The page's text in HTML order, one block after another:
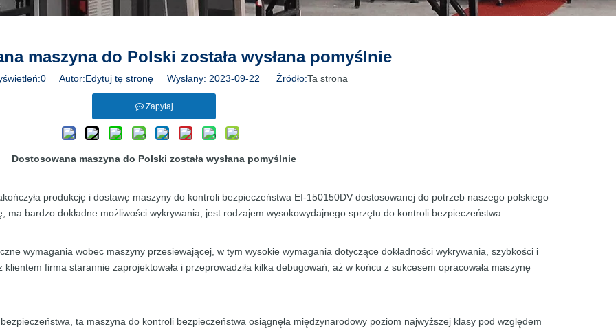
maszyna do Polski została wysłana pomyślnie
0 Autor:Edytuj tę stronę Wysłany: 2023-09-22 Źródło:Ta strona
Zapytaj
Dostosowana maszyna do Polski została wysłana pomyślnie
produkcję i dostawę maszyny do kontroli bezpieczeństwa EI-150150DV dostosowanej do potrzeb naszego polskiego
bardzo dokładne możliwości wykrywania, jest rodzajem wysokowydajnego sprzętu do kontroli bezpieczeństwa.
wymagania wobec maszyny przesiewającej, w tym wysokie wymagania dotyczące dokładności wykrywania, szybkości i
klientem firma starannie zaprojektowała i przeprowadziła kilka debugowań, aż w końcu z sukcesem opracowała maszynę
ta maszyna do kontroli bezpieczeństwa osiągnęła międzynarodowy poziom najwyższej klasy pod względem